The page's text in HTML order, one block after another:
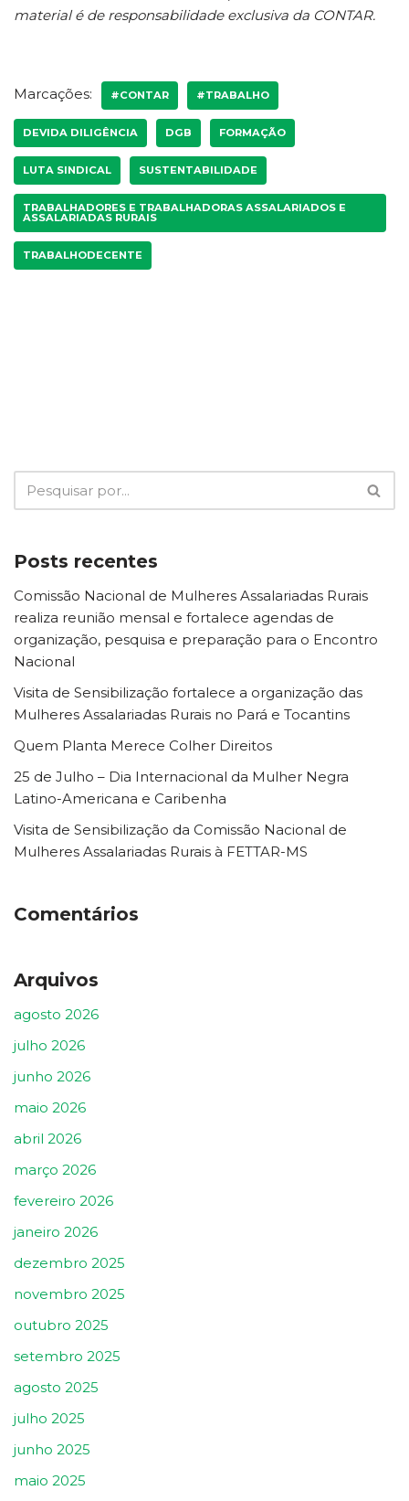
material é de responsabilidade exclusiva da CONTAR.
Marcações: #CONTAR #TRABALHO
DEVIDA DILIGÊNCIA DGB FORMAÇÃO
LUTA SINDICAL SUSTENTABILIDADE
TRABALHADORES E TRABALHADORAS ASSALARIADOS E
ASSALARIADAS RURAIS
TRABALHODECENTE
Posts recentes
Comissão Nacional de Mulheres Assalariadas Rurais
realiza reunião mensal e fortalece agendas de
organização, pesquisa e preparação para o Encontro
Nacional
Visita de Sensibilização fortalece a organização das
Mulheres Assalariadas Rurais no Pará e Tocantins
Quem Planta Merece Colher Direitos
25 de Julho – Dia Internacional da Mulher Negra
Latino-Americana e Caribenha
Visita de Sensibilização da Comissão Nacional de
Mulheres Assalariadas Rurais à FETTAR-MS
Comentários
Arquivos
agosto 2026
julho 2026
junho 2026
maio 2026
abril 2026
março 2026
fevereiro 2026
janeiro 2026
dezembro 2025
novembro 2025
outubro 2025
setembro 2025
agosto 2025
julho 2025
junho 2025
maio 2025